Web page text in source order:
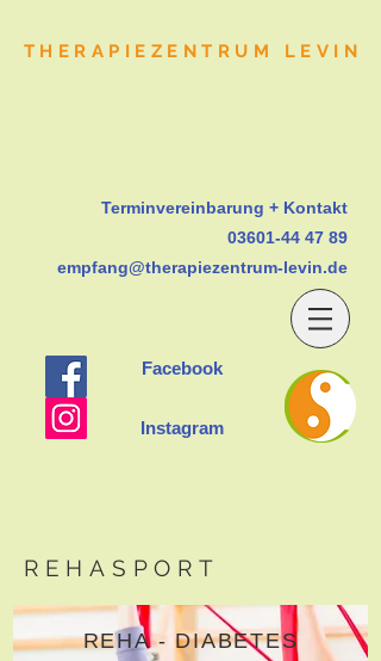
THERAPIEZENTRUM LEVIN
Terminvereinbarung + Kontakt
03601-44 47 89
empfang@therapiezentrum-levin.de
Facebook
Instagram
REHASPORT
REHA - DIABETES